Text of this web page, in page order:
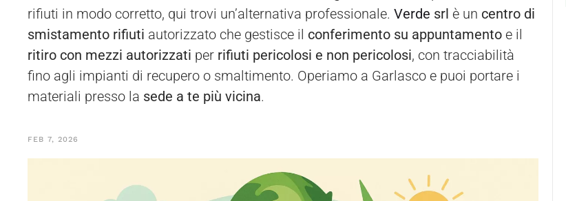
rifiuti in modo corretto, qui trovi un’alternativa professionale. Verde srl è un centro di
smistamento rifiuti autorizzato che gestisce il conferimento su appuntamento e il
ritiro con mezzi autorizzati per rifiuti pericolosi e non pericolosi, con tracciabilità
fino agli impianti di recupero o smaltimento. Operiamo a Garlasco e puoi portare i
materiali presso la sede a te più vicina.
FEB 7, 2026